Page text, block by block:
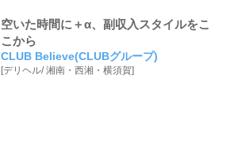
空いた時間に＋α、副収入スタイルをこ
こから
CLUB Believe(CLUBグループ)
[デリヘル/湘南・西湘・横須賀]